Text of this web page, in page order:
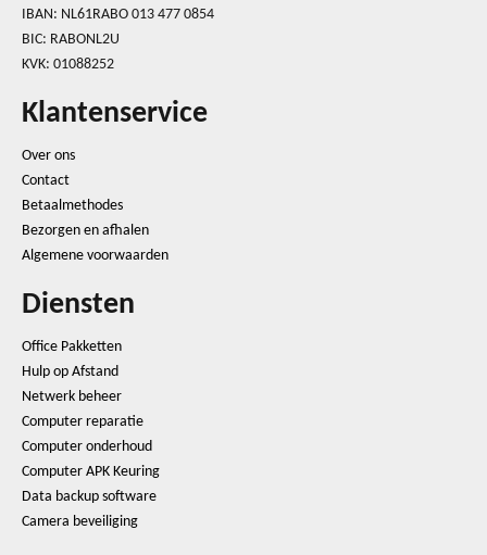
IBAN: NL61RABO 013 477 0854
BIC: RABONL2U
KVK: 01088252
Klantenservice
Over ons
Contact
Betaalmethodes
Bezorgen en afhalen
Algemene voorwaarden
Diensten
Office Pakketten
Hulp op Afstand
Netwerk beheer
Computer reparatie
Computer onderhoud
Computer APK Keuring
Data backup software
Camera beveiliging